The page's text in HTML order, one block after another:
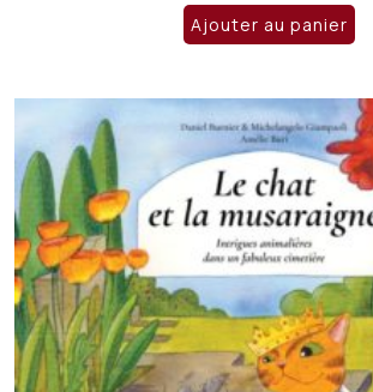
Ajouter au panier